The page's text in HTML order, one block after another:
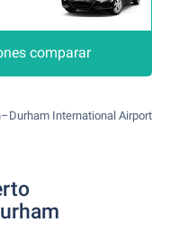
comparar
International Airport